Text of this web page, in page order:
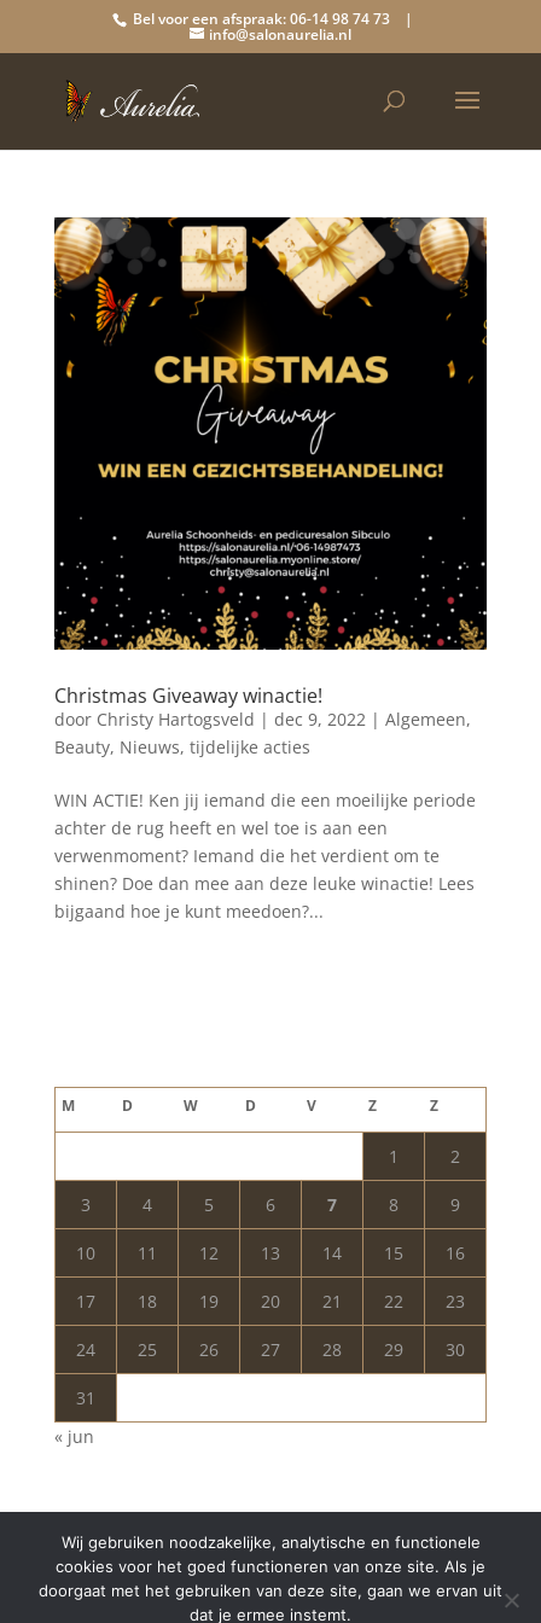
Bel voor een afspraak: 06-14 98 74 73 |
info@salonaurelia.nl
Christmas Giveaway winactie!
door Christy Hartogsveld | dec 9, 2022| Algemeen,
Beauty, Nieuws, tijdelijke acties
WIN ACTIE! Ken jij iemand die een moeilijke periode
achter de rug heeft en wel toe is aan een
verwenmoment? Iemand die het verdient om te
shinen? Doe dan mee aan deze leuke winactie! Lees
bijgaand hoe je kunt meedoen?...
M D W D V Z Z
1 2
3 4 5 6 7 8 9
10 11 12 13 14 15 16
17 18 19 20 21 22 23
24 25 26 27 28 29 30
31
« jun
Wij gebruiken noodzakelijke, analytische en functionele
cookies voor het goed functioneren van onze site. Als je
doorgaat met het gebruiken van deze site, gaan we ervan uit
dat je ermee instemt.